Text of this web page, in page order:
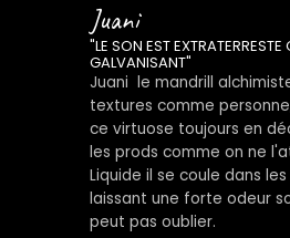
Juani
"LE SON EST EXTRATERRESTE
GALVANISANT"
Juani le mandrill
textures comme
ce virtuose toujours en
les prods comme on ne
Liquide il se coule dans
laissant une forte odeur
peut pas oublier.